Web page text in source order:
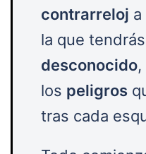
contrarreloj
la que
desconocido
los peligros
tras cada